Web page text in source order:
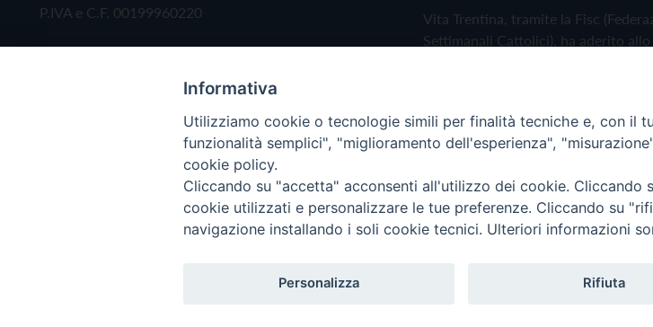
P.IVA e C.F. 00199960220
Vita Trentina, tramite la Fisc
Settimanali Cattolici), ha aderito
Privacy Policy Cookie Policy
Copyright © 2019 - Tutti i diritti riservati - Vita Trentina Editrice
Informativa
Utilizziamo cookie o tecnologie simili per finalità tecniche e, con il
funzionalità semplici", "miglioramento dell'esperienza",
cookie policy.
Cliccando su "accetta" acconsenti all'utilizzo dei cookie. Cliccando
cookie utilizzati e personalizzare le tue preferenze. Cliccando su
navigazione installando i soli cookie tecnici. Ulteriori informazioni
Personalizza Rifiuta